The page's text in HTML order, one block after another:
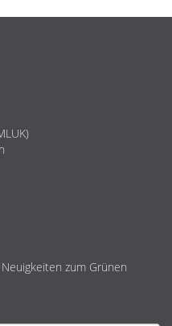
zum Grünen